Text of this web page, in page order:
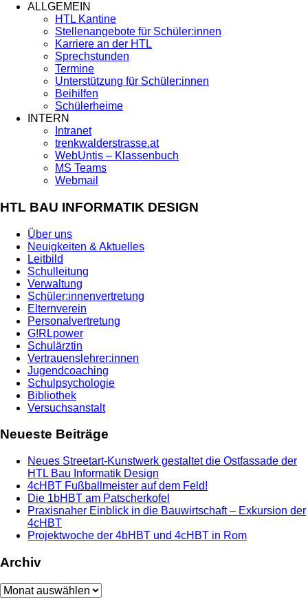
ALLGEMEIN
HTL Kantine
Stellenangebote für Schüler:innen
Karriere an der HTL
Sprechstunden
Termine
Unterstützung für Schüler:innen
Beihilfen
Schülerheime
INTERN
Intranet
trenkwalderstrasse.at
WebUntis – Klassenbuch
MS Teams
Webmail
HTL BAU INFORMATIK DESIGN
Über uns
Neuigkeiten & Aktuelles
Leitbild
Schulleitung
Verwaltung
Schüler:innenvertretung
Elternverein
Personalvertretung
G!RLpower
Schulärztin
Vertrauenslehrer:innen
Jugendcoaching
Schulpsychologie
Bibliothek
Versuchsanstalt
Neueste Beiträge
Neues Streetart-Kunstwerk gestaltet die Ostfassade der
HTL Bau Informatik Design
4cHBT Fußballmeister auf dem Feld!
Die 1bHBT am Patscherkofel
Praxisnaher Einblick in die Bauwirtschaft – Exkursion der
4cHBT
Projektwoche der 4bHBT und 4cHBT in Rom
Archiv
Archiv